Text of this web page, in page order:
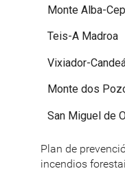
Monte Alba-
Teis-A Madroa
Vixiador-
Monte dos
San Miguel de
Plan de
incendios